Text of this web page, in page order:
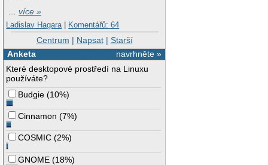
…více »
Ladislav Hagara | Komentářů: 64
Centrum | Napsat| Starší
navrhněte »
Anketa
Které desktopové prostředí na Linuxu
používáte?
Budgie (10%)
Cinnamon (7%)
COSMIC (2%)
GNOME (18%)